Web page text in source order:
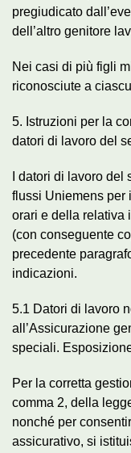
pregiudicato
dell’altro genitore
Nei casi di più figli
riconosciute a
5. Istruzioni per la
datori di lavoro del
I datori di lavoro
flussi Uniemens per
orari e della relativa
(con conseguente
precedente
indicazioni.
5.1 Datori di lavoro
all’Assicurazione
speciali.
Per la corretta
comma 2, della
nonché per
assicurativo, si